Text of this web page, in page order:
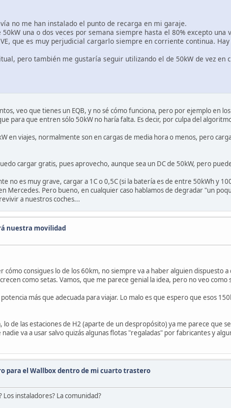
no me han instalado el punto de recarga en mi garaje.
una o dos veces por semana siempre hasta el 80% excepto una
que es muy perjudicial cargarlo siempre en corriente continua.
pero también me gustaría seguir utilizando el de 50kW de vez en
veo que tienes un EQB, y no sé cómo funciona, pero por ejemplo en
para que entren sólo 50kW no haría falta. Es decir, por culpa del
en viajes, normalmente son en cargas de media hora o menos, pero
cargar gratis, pues aprovecho, aunque sea un DC de 50kW, pero
no es muy grave, cargar a 1C o 0,5C (si la batería es de entre 50kWh y
Mercedes. Pero bueno, en cualquier caso hablamos de degradar "un
a nuestros coches...
nuestra movilidad
cómo consigues lo de los 60km, no siempre va a haber alguien dispuesto
como setas. Vamos, que me parece genial la idea, pero no veo como
más que adecuada para viajar. Lo malo es que espero que esos
de las estaciones de H2 (aparte de un despropósito) ya me parece que
va a usar salvo quizás algunas flotas "regaladas" por fabricantes y
para el Wallbox dentro de mi cuarto trastero
instaladores? La comunidad?